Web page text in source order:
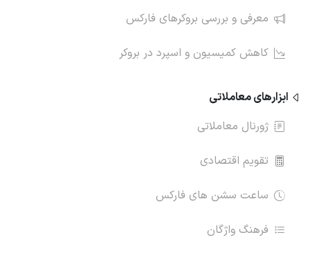
معرفی و بررسی بروکرهای فارکس
کاهش کمیسیون و اسپرد در بروکر
ابزارهای معاملاتی
ژورنال معاملاتی
تقویم اقتصادی
ساعت سشن های فارکس
فرهنگ واژگان